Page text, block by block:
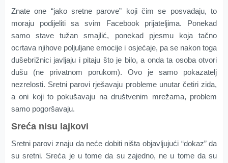
Znate one “jako sretne parove” koji čim se posvađaju, to
moraju podijeliti sa svim Facebook prijateljima. Ponekad
samo stave tužan smajlić, ponekad pjesmu koja tačno
ocrtava njihove poljuljane emocije i osjećaje, pa se nakon toga
dušebrižnici javljaju i pitaju što je bilo, a onda ta osoba otvori
dušu (ne privatnom porukom). Ovo je samo pokazatelj
nezrelosti. Sretni parovi rješavaju probleme unutar četiri zida,
a oni koji to pokušavaju na društvenim mrežama, problem
samo pogoršavaju.
Sreća nisu lajkovi
Sretni parovi znaju da neće dobiti ništa objavljujući “dokaz” da
su sretni. Sreća je u tome da su zajedno, ne u tome da su